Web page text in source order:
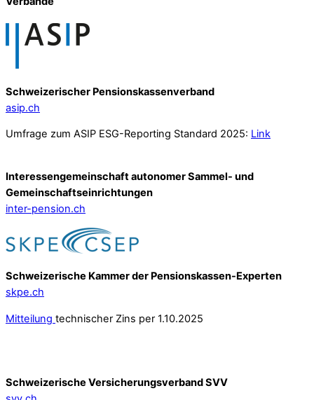
Schweizerischer Pensionskassenverband
asip.ch
Umfrage zum ASIP ESG-Reporting Standard 2025: Link
Interessengemeinschaft autonomer Sammel- und
Gemeinschafts­einrichtungen
inter-pension.ch
Schweizerische Kammer der Pensionskassen-Experten
skpe.ch
Mitteilung technischer Zins per 1.10.2025
Schweizerische Versicherungsverband SVV